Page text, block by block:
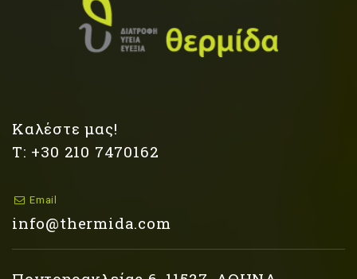
Καλέστε μας!
Τ: +30 210 7470162
Email
info@thermida.com